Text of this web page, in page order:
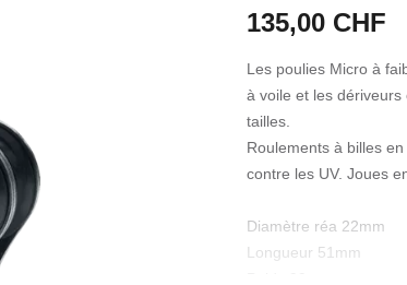
135,00 CHF
Les poulies Micro à
à voile et les
tailles.
Roulements à billes
contre les UV. Joues
Diamètre réa 22mm
Longueur 51mm